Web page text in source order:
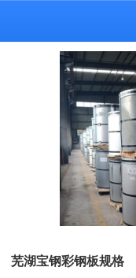
芜湖宝钢彩钢板规格